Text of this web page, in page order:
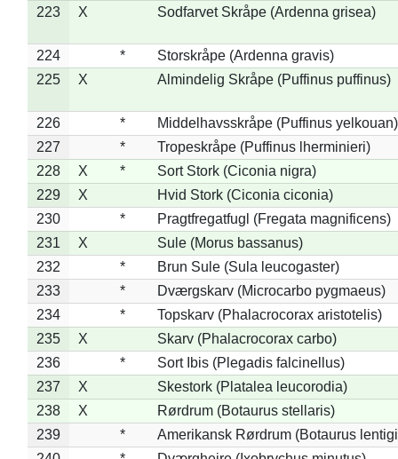
223 X Sodfarvet Skråpe (Ardenna grisea)
224 *
Storskråpe (Ardenna gravis)
225
X Almindelig Skråpe (Puffinus puffinus)
226 *
Middelhavsskråpe (Puffinus yelkouan)
227
*
Tropeskråpe (Puffinus lherminieri)
228
X *
Sort Stork (Ciconia nigra)
229
X
Hvid Stork (Ciconia ciconia)
230
*
Pragtfregatfugl (Fregata magnificens)
231
X
Sule (Morus bassanus)
232
*
Brun Sule (Sula leucogaster)
233
*
Dværgskarv (Microcarbo pygmaeus)
234
*
Topskarv (Phalacrocorax aristotelis)
235
X
Skarv (Phalacrocorax carbo)
236
*
Sort Ibis (Plegadis falcinellus)
237
X
Skestork (Platalea leucorodia)
238
X
Rørdrum (Botaurus stellaris)
239
*
Amerikansk Rørdrum (Botaurus